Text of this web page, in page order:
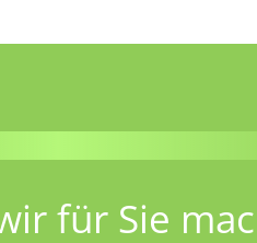
für Sie